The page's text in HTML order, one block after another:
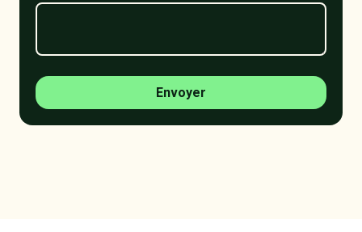
Envoyer